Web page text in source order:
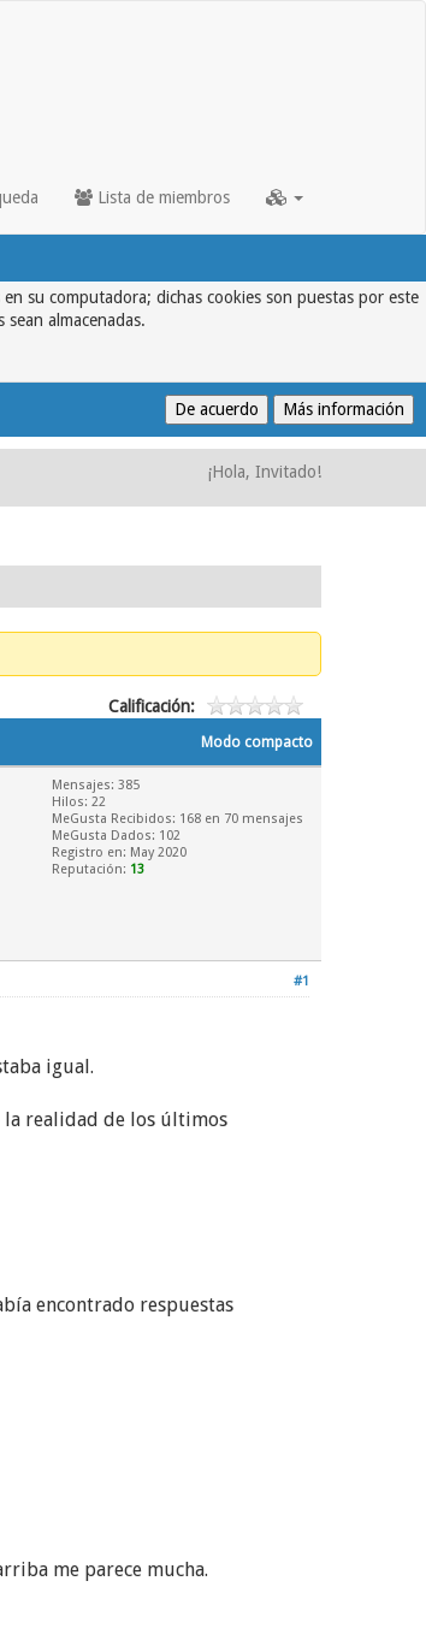
Lista de miembros
su computadora; dichas cookies son puestas por este
almacenadas.
¡Hola, Invitado!
Calificación:
Modo compacto
Mensajes: 385
Hilos: 22
MeGusta Recibidos: 168 en 70 mensajes
MeGusta Dados: 102
Registro en: May 2020
Reputación: 13
#1
igual.
la realidad de los últimos
encontrado respuestas
me parece mucha.